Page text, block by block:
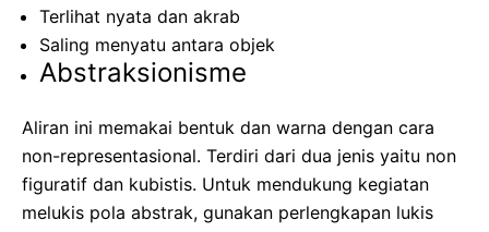
Terlihat nyata dan akrab
Saling menyatu antara objek
Abstraksionisme
Aliran ini memakai bentuk dan warna dengan cara
non-representasional. Terdiri dari dua jenis yaitu non
figuratif dan kubistis. Untuk mendukung kegiatan
melukis pola abstrak, gunakan perlengkapan lukis